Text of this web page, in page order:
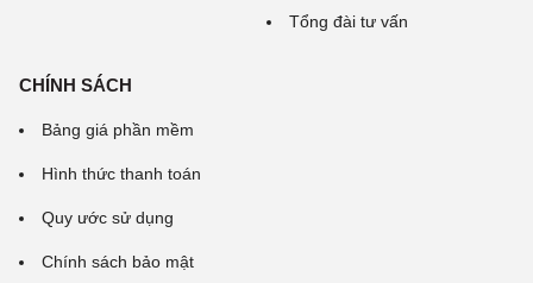
Tổng đài tư vấn
CHÍNH SÁCH
Bảng giá phần mềm
Hình thức thanh toán
Quy ước sử dụng
Chính sách bảo mật